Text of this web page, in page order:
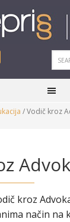
/Vodič kroz
kroz
način na